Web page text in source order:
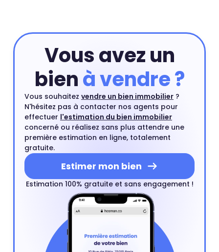
Vous avez un
bienà vendre ?
Vous souhaitez vendre un bien immobilier ?
N'hésitez pas à contacter nos agents pour
effectuer l'estimation du bien immobilier
concerné ou réalisez sans plus attendre une
première estimation en ligne, totalement
gratuite.
Estimer mon bien
Estimation 100% gratuite et sans engagement !